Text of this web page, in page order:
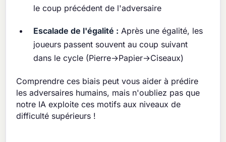
le coup précédent de l'adversaire
Escalade de l'égalité : Après une égalité, les
joueurs passent souvent au coup suivant
dans le cycle (Pierre→Papier→Ciseaux)
Comprendre ces biais peut vous aider à prédire
les adversaires humains, mais n'oubliez pas que
notre IA exploite ces motifs aux niveaux de
difficulté supérieurs !